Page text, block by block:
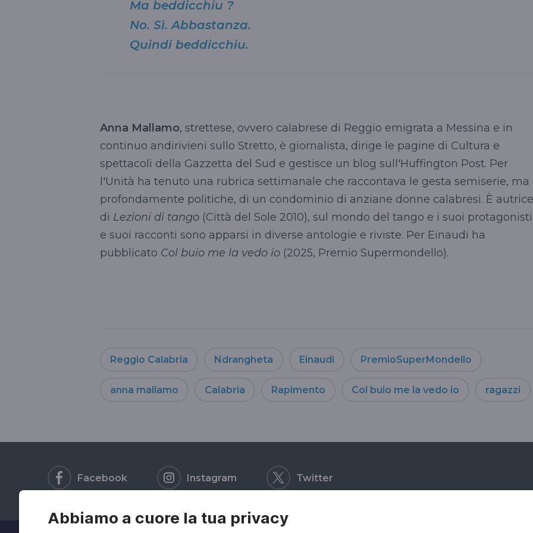
Abbiamo a cuore la tua privacy
Ma beddicchiu ?
No. Sì. Abbastanza.
Quindi beddicchiu.
Anna Mallamo, strettese, ovvero calabrese di Reggio emigrata a Messina e in
continuo andirivieni sullo Stretto, è giornalista, dirige le pagine di Cultura e
spettacoli della Gazzetta del Sud e gestisce un blog sull'Huffington Post. Per
l'Unità ha tenuto una rubrica settimanale che raccontava le gesta semiserie, ma
profondamente politiche, di un condominio di anziane donne calabresi. È autrice
di Lezioni di tango (Città del Sole 2010), sul mondo del tango e i suoi
e suoi racconti sono apparsi in diverse antologie e riviste. Per Einaudi ha
pubblicato Col buio me la vedo io (2025, Premio Supermondello).
Reggio Calabria Ndrangheta Einaudi PremioSuperMondello
anna mallamo Calabria Rapimento Col buio me la vedo io ragazzi
Facebook Instagram Twitter